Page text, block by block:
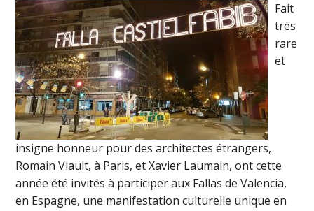
Fait
très
rare
et
insigne honneur pour des architectes étrangers,
Romain Viault, à Paris, et Xavier Laumain, ont cette
année été invités à participer aux Fallas de Valencia,
en Espagne, une manifestation culturelle unique en